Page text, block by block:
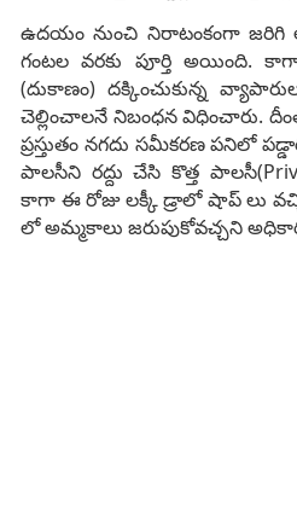
ఉదయం నుంచి నిరాటంకంగా
గంటల వరకు పూర్తి అయింది.
(దుకాణం) దక్కించుకున్న
చెల్లించాలనే నిబంధన విధించారు.
ప్రస్తుతం నగదు సమీకరణ పనిలో
పాలసీని రద్దు చేసి కొత్త
కాగా ఈ రోజు లక్కీ డ్రాలో షాప్ లు
లో అమ్మకాలు జరుపుకోవచ్చని